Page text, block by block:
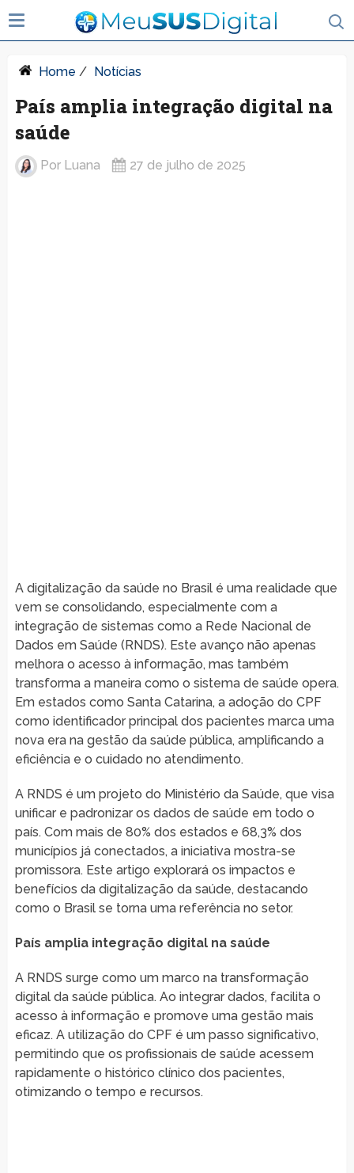
Home / Notícias
País amplia integração digital na
saúde
Por Luana 27 de julho de 2025
A digitalização da saúde no Brasil é uma realidade que
vem se consolidando, especialmente com a
integração de sistemas como a Rede Nacional de
Dados em Saúde (RNDS). Este avanço não apenas
melhora o acesso à informação, mas também
transforma a maneira como o sistema de saúde opera.
Em estados como Santa Catarina, a adoção do CPF
como identificador principal dos pacientes marca uma
nova era na gestão da saúde pública, amplificando a
eficiência e o cuidado no atendimento.
A RNDS é um projeto do Ministério da Saúde, que visa
unificar e padronizar os dados de saúde em todo o
país. Com mais de 80% dos estados e 68,3% dos
municípios já conectados, a iniciativa mostra-se
promissora. Este artigo explorará os impactos e
benefícios da digitalização da saúde, destacando
como o Brasil se torna uma referência no setor.
País amplia integração digital na saúde
A RNDS surge como um marco na transformação
digital da saúde pública. Ao integrar dados, facilita o
acesso à informação e promove uma gestão mais
eficaz. A utilização do CPF é um passo significativo,
permitindo que os profissionais de saúde acessem
rapidamente o histórico clínico dos pacientes,
otimizando o tempo e recursos.